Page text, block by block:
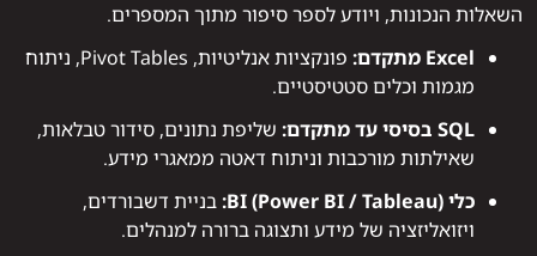
השאלות הנכונות, ויודע לספר סיפור מתוך המספרים.
Excel מתקדם:
פונקציות אנליטיות, Pivot Tables, ניתוח
מגמות וכלים סטטיסטיים.
SQL בסיסי עד מתקדם:
שליפת נתונים, סידור טבלאות,
שאילתות מורכבות וניתוח דאטה ממאגרי מידע.
כלי BI (Power BI / Tableau):
בניית דשבורדים,
ויזואליזציה של מידע ותצוגה ברורה למנהלים.